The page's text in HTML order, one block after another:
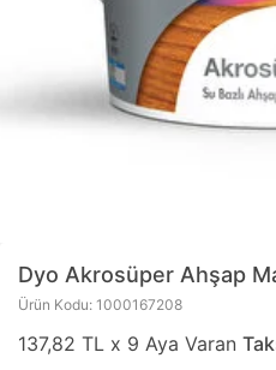
Dyo Akrosüper Ahşap
Ürün Kodu: 1000167208
137,82 TL x 9 Aya Varan